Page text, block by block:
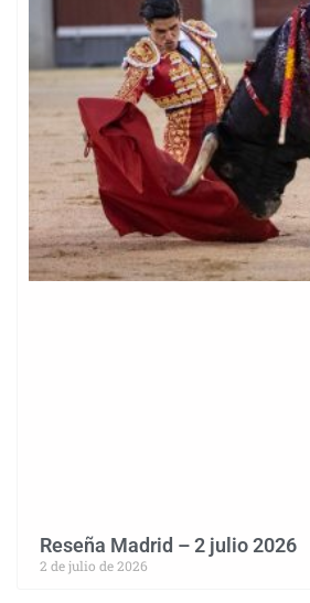
Reseña Madrid – 2 julio 2026
2 de julio de 2026